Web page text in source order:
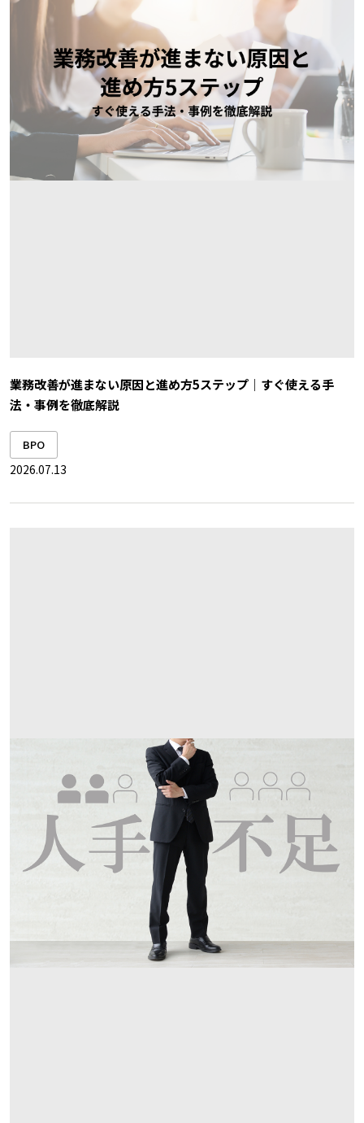
業務改善が進まない原因と進め方5ステップ｜すぐ使える手
法・事例を徹底解説
BPO
2026.07.13